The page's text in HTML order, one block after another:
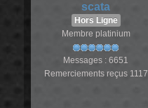
scata
Hors Ligne
Membre platinium
Messages : 6651
Remerciements reçus 1117